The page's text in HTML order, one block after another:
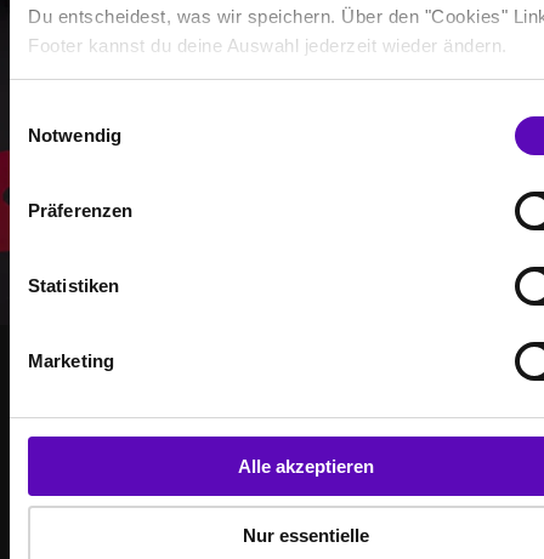
Du entscheidest, was wir speichern. Über den "Cookies"
Footer kannst du deine Auswahl jederzeit wieder ändern.
l
Notwendig
Präferenzen
Statistiken
Marketing
Alle akzeptieren
Nur essentielle
WERDE TEIL DER
COMMUNITY
Erreiche Deine Trainingsziele – zusammen mit